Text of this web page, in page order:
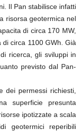
Il Pan stabilisce infatti
risorsa geotermica nel
di circa 170 MW,
circa 1100 GWh. Già
ricerca, gli sviluppi in
previsto dal Pan-
dei permessi richiesti,
superficie presunta
ipotizzate a scala
geotermici reperibili